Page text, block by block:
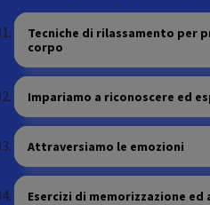
Tecniche di rilassamento per
corpo
Impariamo a riconoscere ed
Attraversiamo le emozioni
Esercizi di memorizzazione